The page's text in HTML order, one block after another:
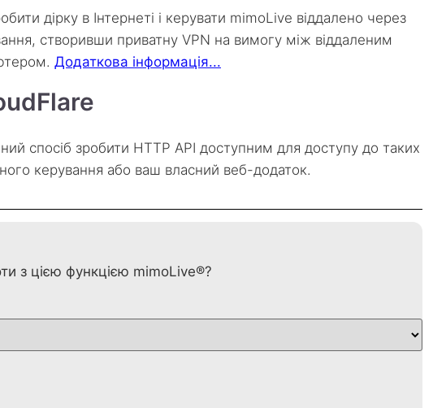
дірку в Інтернеті і керувати mimoLive віддалено через
створивши приватну VPN на вимогу між віддаленим
Додаткова інформація...
спосіб зробити HTTP API доступним для доступу до таких
керування або ваш власний веб-додаток.
з цією функцією mimoLive®?